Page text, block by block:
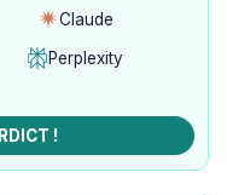
Claude
Ouvrir
avec
Perplexity
Ouvrir
Perplexity
!